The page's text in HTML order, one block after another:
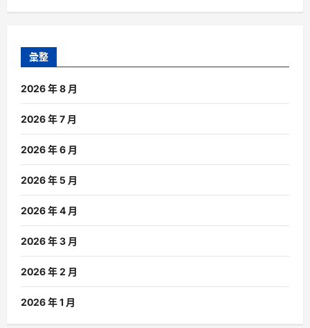
彙整
2026 年 8 月
2026 年 7 月
2026 年 6 月
2026 年 5 月
2026 年 4 月
2026 年 3 月
2026 年 2 月
2026 年 1 月